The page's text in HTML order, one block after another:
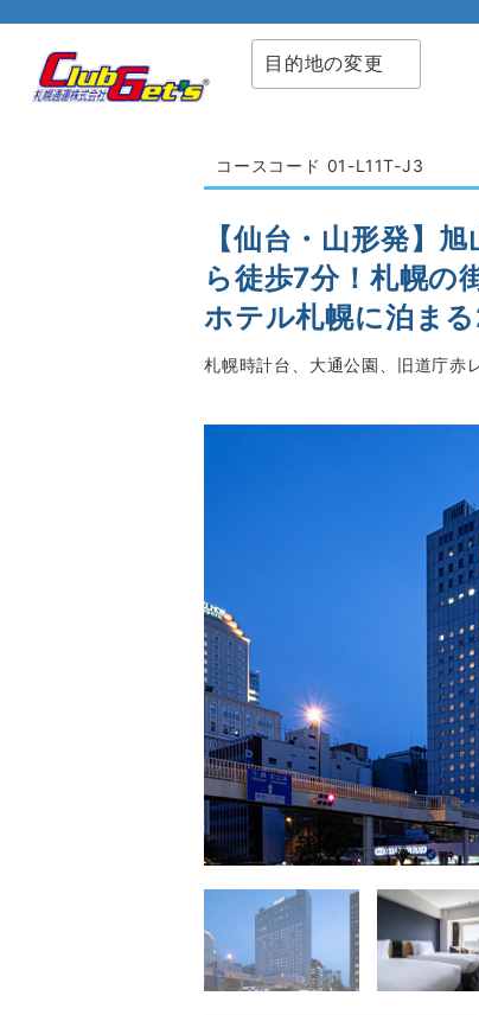
目的地の変更
コースコード 01-L11T-J3
【仙台・山形発】
ら徒歩7分！札幌の
ホテル札幌に泊ま
札幌時計台、大通公園、旧道庁赤